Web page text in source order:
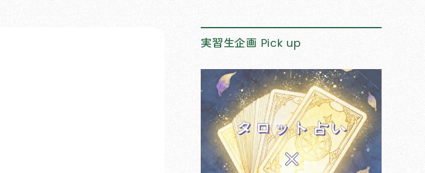
実習生企画 Pick up